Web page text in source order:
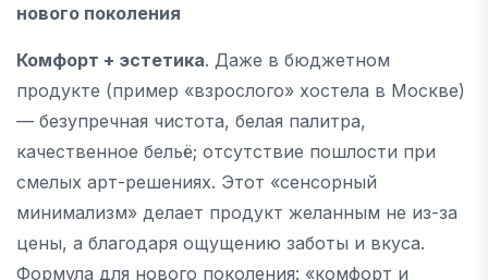
нового поколения
Комфорт + эстетика. Даже в бюджетном
продукте (пример «взрослого» хостела в Москве)
— безупречная чистота, белая палитра,
качественное бельё; отсутствие пошлости при
смелых арт-решениях. Этот «сенсорный
минимализм» делает продукт желанным не из-за
цены, а благодаря ощущению заботы и вкуса.
Формула для нового поколения: «комфорт и